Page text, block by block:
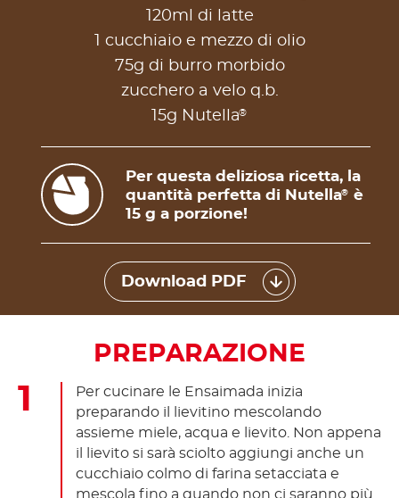
120ml di latte
1 cucchiaio e mezzo di olio
75g di burro morbido
zucchero a velo q.b.
15g Nutella®
Per questa deliziosa ricetta, la
quantità perfetta di Nutella®
è
15 g a porzione!
Download PDF
PREPARAZIONE
Per cucinare le Ensaimada inizia
preparando il lievitino mescolando
assieme miele, acqua e lievito. Non appena
il lievito si sarà sciolto aggiungi anche un
cucchiaio colmo di farina setacciata e
mescola fino a quando non ci saranno più